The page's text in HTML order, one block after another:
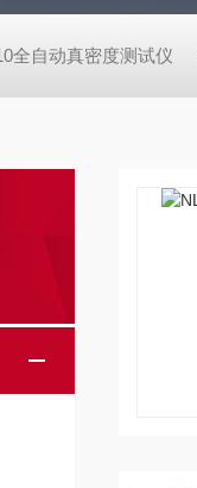
全自动真密度测试仪